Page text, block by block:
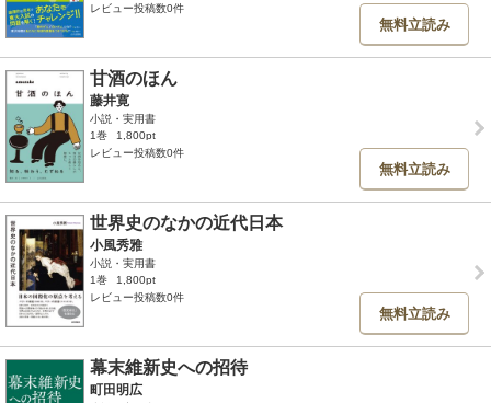
レビュー投稿数0件
無料立読み
甘酒のほん
藤井寛
小説・実用書
1巻
1,800pt
レビュー投稿数0件
無料立読み
世界史のなかの近代日本
小風秀雅
小説・実用書
1巻
1,800pt
レビュー投稿数0件
無料立読み
幕末維新史への招待
町田明広